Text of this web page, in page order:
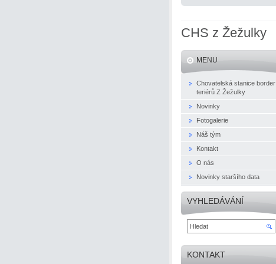
CHS z Žežulky
MENU
Chovatelská stanice border
teriérů Z Žežulky
Novinky
Fotogalerie
Náš tým
Kontakt
O nás
Novinky staršího data
VYHLEDÁVÁNÍ
KONTAKT